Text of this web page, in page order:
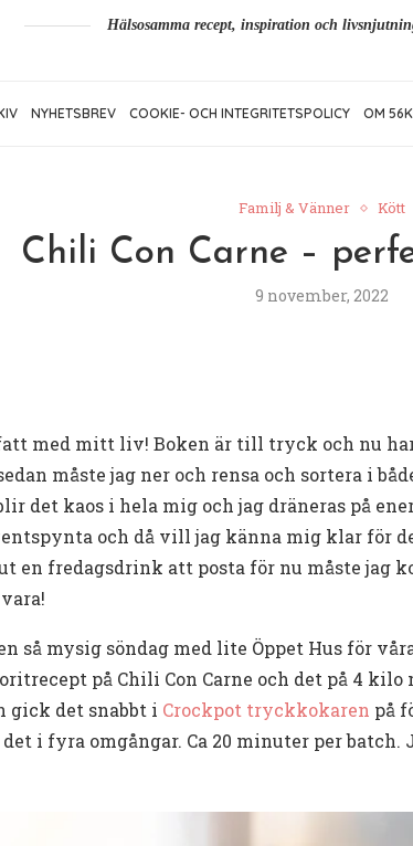
Hälsosamma recept, inspiration och
NYHETSBREV COOKIE- OCH INTEGRITETSPOLICY OM
Familj & Vänner Kött
Chili Con Carne –
9 november, 2022
med mitt liv! Boken är till tryck och nu
måste jag ner och rensa och sortera i
det kaos i hela mig och jag dräneras på
och då vill jag känna mig klar för
en fredagsdrink att posta för nu måste jag
så mysig söndag med lite Öppet Hus för
på Chili Con Carne och det på 4
gick det snabbt i Crockpot tryckkokaren på
det i fyra omgångar. Ca 20 minuter per